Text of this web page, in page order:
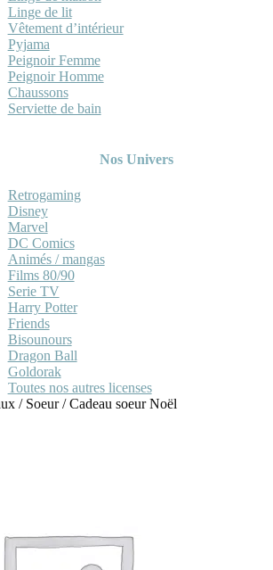
Linge de lit
Vêtement d’intérieur
Pyjama
Peignoir Femme
Peignoir Homme
Chaussons
Serviette de bain
Nos Univers
Retrogaming
Disney
Marvel
DC Comics
Animés / mangas
Films 80/90
Serie TV
Harry Potter
Friends
Bisounours
Dragon Ball
Goldorak
Toutes nos autres licenses
/ Soeur/Cadeau soeur Noël